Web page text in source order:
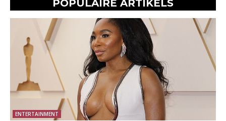
POPULAIRE ARTIKELS
ENTERTAINMENT